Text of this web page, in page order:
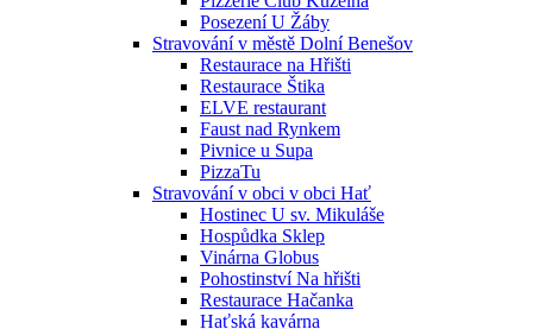
Posezení U Žáby
Stravování v městě Dolní Benešov
Restaurace na Hřišti
Restaurace Štika
ELVE restaurant
Faust nad Rynkem
Pivnice u Supa
PizzaTu
Stravování v obci v obci Hať
Hostinec U sv. Mikuláše
Hospůdka Sklep
Vinárna Globus
Pohostinství Na hřišti
Restaurace Hačanka
Haťská kavárna